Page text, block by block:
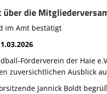
über die
im Amt bestätigt
Förderverein der Haie
zuversichtlichen Ausblick
Jannick Boldt